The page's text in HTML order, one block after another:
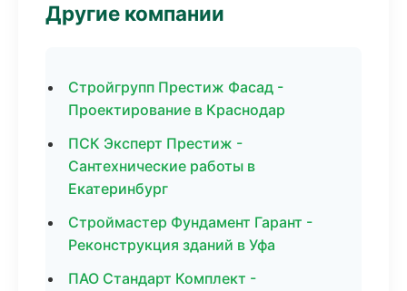
Другие компании
Стройгрупп Престиж Фасад -
Проектирование в Краснодар
ПСК Эксперт Престиж -
Сантехнические работы в
Екатеринбург
Строймастер Фундамент Гарант -
Реконструкция зданий в Уфа
ПАО Стандарт Комплект -